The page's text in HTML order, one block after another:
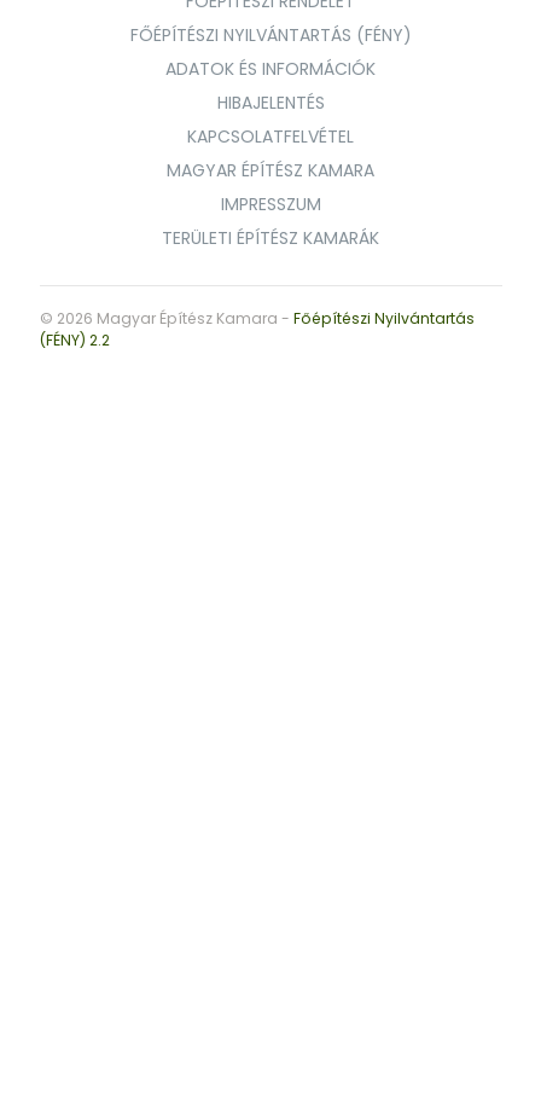
FŐÉPÍTÉSZI NYILVÁNTARTÁS (FÉNY)
ADATOK ÉS INFORMÁCIÓK
HIBAJELENTÉS
KAPCSOLATFELVÉTEL
MAGYAR ÉPÍTÉSZ KAMARA
IMPRESSZUM
TERÜLETI ÉPÍTÉSZ KAMARÁK
© 2026 Magyar Építész Kamara - Főépítészi Nyilvántartás
(FÉNY) 2.2